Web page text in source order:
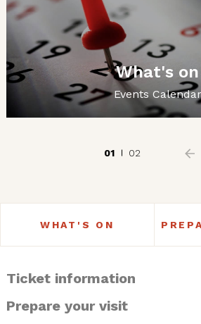
What's on
Events Calendar
01 02
WHAT'S ON
Ticket information
Prepare your visit